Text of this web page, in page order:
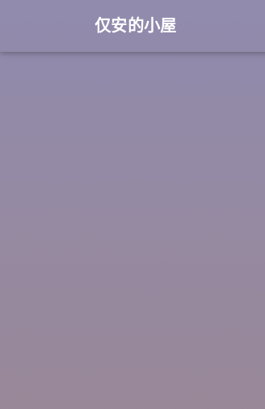
仅安的小屋